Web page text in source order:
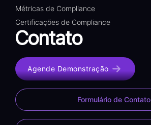
Métricas de Compliance
Certificações de Compliance
Contato
Agende Demonstração
Formulário de Contato